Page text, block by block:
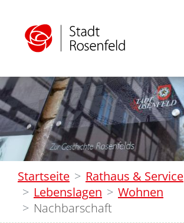
Startseite
Rathaus & Service
Lebenslagen
Wohnen
Nachbarschaft